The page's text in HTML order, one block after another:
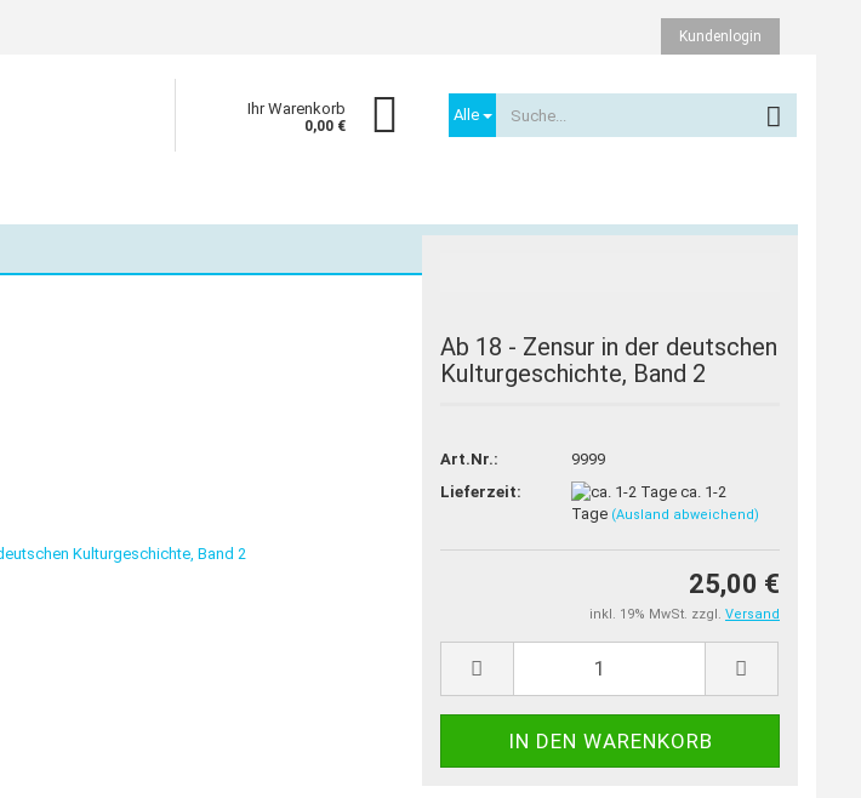
Kundenlogin
Konto erstellen
Ihr Warenkorb
0,00 €
Alle
Ab 18 - Zensur in der deutschen
Kulturgeschichte, Band 2
Art.Nr.:
9999
Lieferzeit:
ca. 1-2
Tage (Ausland abweichend)
25,00 €
inkl. 19% MwSt. zzgl. Versand